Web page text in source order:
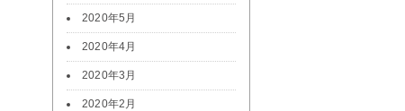
2020年5月
2020年4月
2020年3月
2020年2月